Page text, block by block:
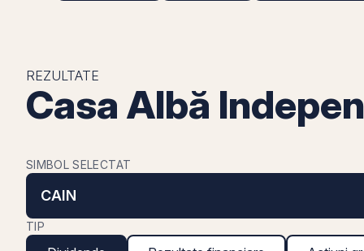
REZULTATE
Casa Albă
SIMBOL SELECTAT
CAIN
TIP